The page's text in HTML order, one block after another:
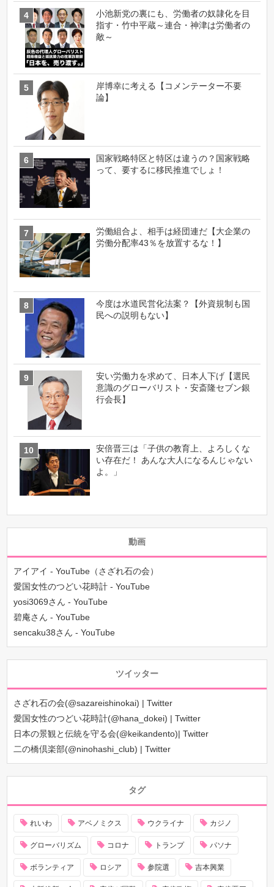
小池新党の裏にも、労働者の奴隷化を目
指す・竹中平蔵～連合・神津は労働者の
敵～
岸博幸に考える【コメンテーター不要
論】
国家戦略特区と特区は違うの？国家戦略
って、要するに移民推進でしょ！
労働組合よ、相手は経団連だ【大企業の
労働分配率43％を放置するな！】
今度は水道民営化法案？【外資規制も国
民への説明もない】
安い労働力を求めて、日本人下げ【選民
意識のグローバリスト・安斎隆セブン銀
行会長】
安倍晋三は「子供の教育上、よろしくな
い存在だ！ あんな大人になるんじゃない
よ。」
動画
アイアイ - YouTube（さざれ石の会）
愛国女性のつどい花時計 - YouTube
yosi3069さん - YouTube
碧庵さん - YouTube
sencaku38さん - YouTube
ツイッター
さざれ石の会(@sazareishinokai) | Twitter
愛国女性のつどい花時計(@hana_dokei) | Twitter
日本の景観と伝統を守る会(@keikandento)| Twitter
二の橋倶楽部(@ninohashi_club) | Twitter
タグ
れいわ アベノミクス ウクライナ カジノ
グローバリズム コロナ トランプ パソナ
ボランティア ロシア 参院選 吉本興業